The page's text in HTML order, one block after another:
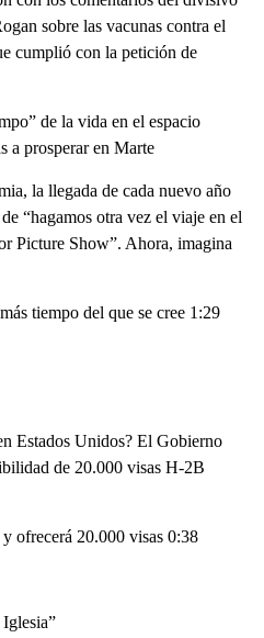
sobre las vacunas contra el
cumplió con la petición de
de la vida en el espacio
a prosperar en Marte
la llegada de cada nuevo año
“hagamos otra vez el viaje en el
Picture Show”. Ahora, imagina
tiempo del que se cree 1:29
Estados Unidos? El Gobierno
de 20.000 visas H-2B
ofrecerá 20.000 visas 0:38